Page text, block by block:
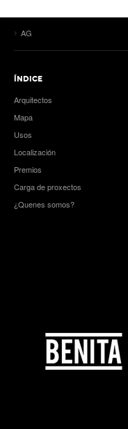
AG
ÍNDICE
Arquitectos
Mapa
Usos
Localización
Premios
Carga de proxectos
¿Quenes somos?